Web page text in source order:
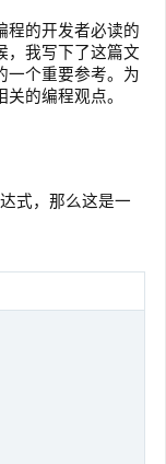
程的开发者必读的
，我写下了这篇文
一个重要参考。为
的编程观点。
式，那么这是一